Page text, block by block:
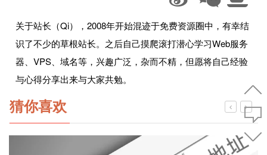
关于站长（Qi），2008年开始混迹于免费资源圈中，有幸结
识了不少的草根站长。之后自己摸爬滚打潜心学习Web服务
器、VPS、域名等，兴趣广泛，杂而不精，但愿将自己经验
与心得分享出来与大家共勉。
猜你喜欢